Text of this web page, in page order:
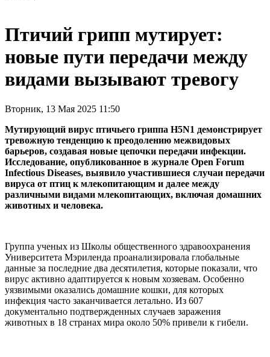
Птичий грипп мутирует:
новые пути передачи между
видами вызывают тревогу
Вторник, 13 Мая 2025 11:50
Мутирующий вирус птичьего гриппа H5N1 демонстрирует
тревожную тенденцию к преодолению межвидовых
барьеров, создавая новые цепочки передачи инфекции.
Исследование, опубликованное в журнале Open Forum
Infectious Diseases, выявило участившиеся случаи передачи
вируса от птиц к млекопитающим и далее между
различными видами млекопитающих, включая домашних
животных и человека.
Группа ученых из Школы общественного здравоохранения
Университета Мэриленда проанализировала глобальные
данные за последние два десятилетия, которые показали, что
вирус активно адаптируется к новым хозяевам. Особенно
уязвимыми оказались домашние кошки, для которых
инфекция часто заканчивается летально. Из 607
документально подтвержденных случаев заражения
животных в 18 странах мира около 50% привели к гибели.